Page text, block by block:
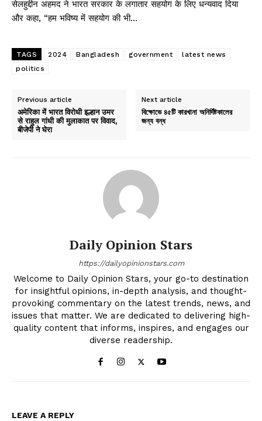
सेलहुद्दीन अहमद ने भारत सरकार के लगातार सहयोग के लिए धन्यवाद दिया
और कहा, “हम भविष्य में सहयोग की भी…
TAGS 2024 Bangladesh government
latest news
politics
Previous article
अमेरिका में भारत विरोधी इल्हान उमर
से राहुल गांधी की मुलाकात पर विवाद,
बीजेपी ने घेरा
Next article
বিক্ষোভে ৪৫টি কারখানা অনির্দিষ্টকালের
জন্য বন্ধ
Daily Opinion Stars
https://dailyopinionstars.com
Welcome to Daily Opinion Stars, your go-to destination
for insightful opinions, in-depth analysis, and thought-
provoking commentary on the latest trends, news, and
issues that matter. We are dedicated to delivering high-
quality content that informs, inspires, and engages our
diverse readership.
LEAVE A REPLY